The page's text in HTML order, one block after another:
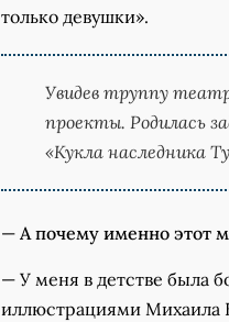
только девушки».
Увидев труппу
проекты. Родилась
«Кукла наследника
— А почему именно этот
— У меня в детстве
иллюстрациями Михаила